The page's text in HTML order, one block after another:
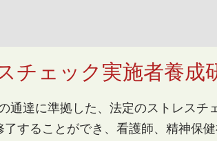
チェック実施者養成
通達に準拠した、法定のストレスチ
了することができ、看護師、精神保